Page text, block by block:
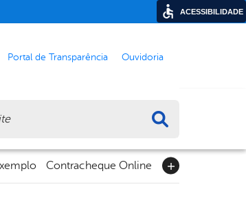
Portal de Transparência Ouvidoria
Contracheque Online
ACESSIBILIDADE